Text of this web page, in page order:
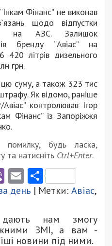
Фінанс” не виконав
щодо відпустки
на АЗС. Залишок
бренду “Авіас” на
420 літрів дизельного
грн.
цю суму, а також 323 тис
Як відомо, раніше
контролював Ігор
Фінанс” із Запоріжжя
будь ласка,
та натисніть Ctrl+Enter.
ViberEmail
день | Метки: Авіас,
нам змогу
ЗМІ, а вам -
новини під ними.